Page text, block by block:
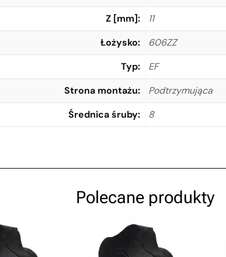
Z [mm]
11
Łożysko
606ZZ
Typ
EF
Strona montażu
Podtrzymująca
Średnica śruby
8
Polecane produkty